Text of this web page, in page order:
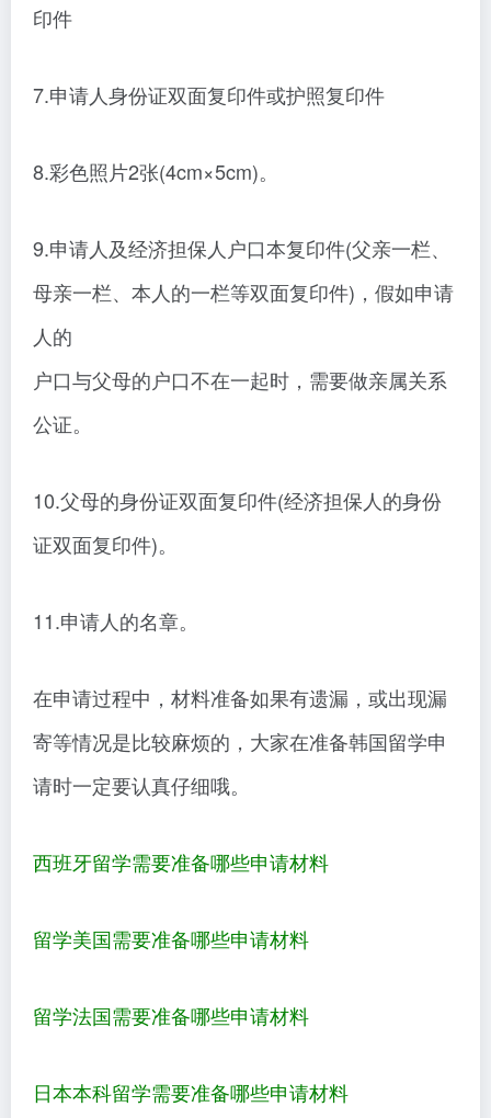
印件
7.申请人身份证双面复印件或护照复印件
8.彩色照片2张(4cm×5cm)。
9.申请人及经济担保人户口本复印件(父亲一栏、
母亲一栏、本人的一栏等双面复印件)，假如申请
人的
户口与父母的户口不在一起时，需要做亲属关系
公证。
10.父母的身份证双面复印件(经济担保人的身份
证双面复印件)。
11.申请人的名章。
在申请过程中，材料准备如果有遗漏，或出现漏
寄等情况是比较麻烦的，大家在准备韩国留学申
请时一定要认真仔细哦。
西班牙留学需要准备哪些申请材料
留学美国需要准备哪些申请材料
留学法国需要准备哪些申请材料
日本本科留学需要准备哪些申请材料